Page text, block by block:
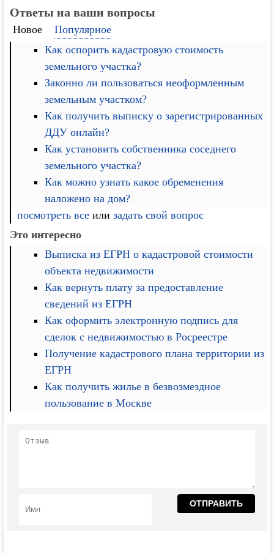
Ответы на ваши вопросы
Новое
Популярное
Как оспорить кадастровую стоимость
земельного участка?
Законно ли пользоваться неоформленным
земельным участком?
Как получить выписку о зарегистрированных
ДДУ онлайн?
Как установить собственника соседнего
земельного участка?
Как можно узнать какое обременения
наложено на дом?
посмотреть все илизадать свой вопрос
Это интересно
Выписка из ЕГРН о кадастровой стоимости
объекта недвижимости
Как вернуть плату за предоставление
сведений из ЕГРН
Как оформить электронную подпись для
сделок с недвижимостью в Росреестре
Получение кадастрового плана территории из
ЕГРН
Как получить жилье в безвозмездное
пользование в Москве